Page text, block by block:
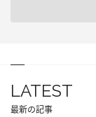
LATEST
最新の記事